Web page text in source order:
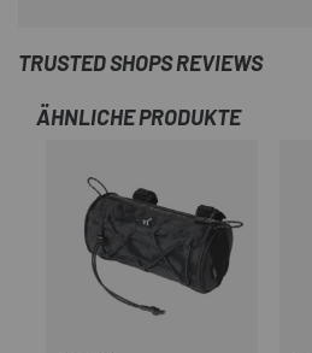
TRUSTED SHOPS REVIEWS
ÄHNLICHE PRODUKTE